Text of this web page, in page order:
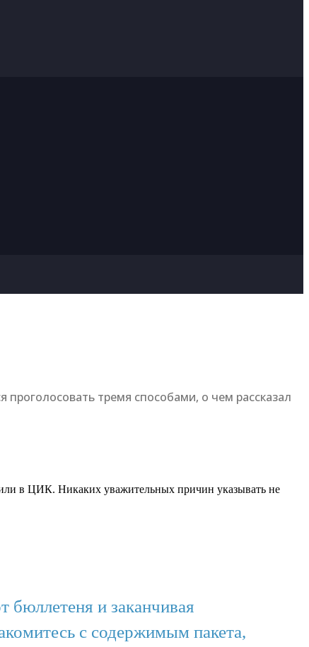
тремя способами, о чем рассказал
в ЦИК. Никаких уважительных причин указывать не
бюллетеня и заканчивая
с содержимым пакета,